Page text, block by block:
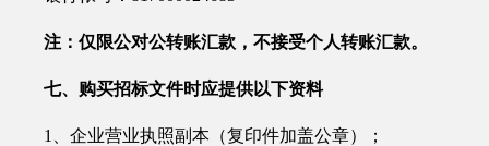
注：仅限公对公转账汇款，不接受个人转账汇款。
七、购买招标文件时应提供以下资料
1、企业营业执照副本（复印件加盖公章）；